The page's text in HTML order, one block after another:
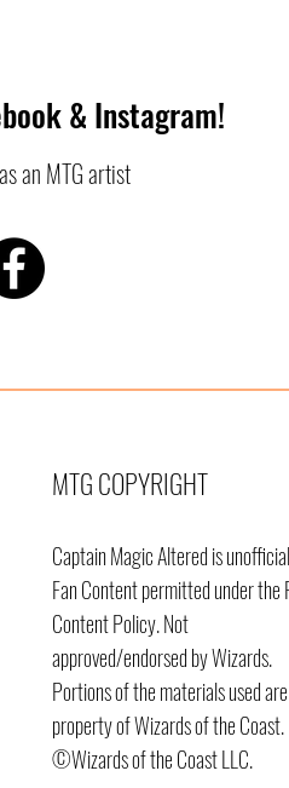
& Instagram!
an MTG artist
MTG COPYRIGHT
Captain Magic Altered is unofficial
Fan Content permitted under the
ContentPolicy. Not
approved/endorsed by Wizards.
Portions of the materials used are
property of Wizards of the Coast.
©Wizards of the Coast LLC.